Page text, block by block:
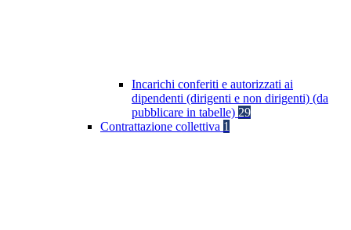
Incarichi conferiti e autorizzati ai
dipendenti (dirigenti e non dirigenti) (da
pubblicare in tabelle) 29
Contrattazione collettiva 1